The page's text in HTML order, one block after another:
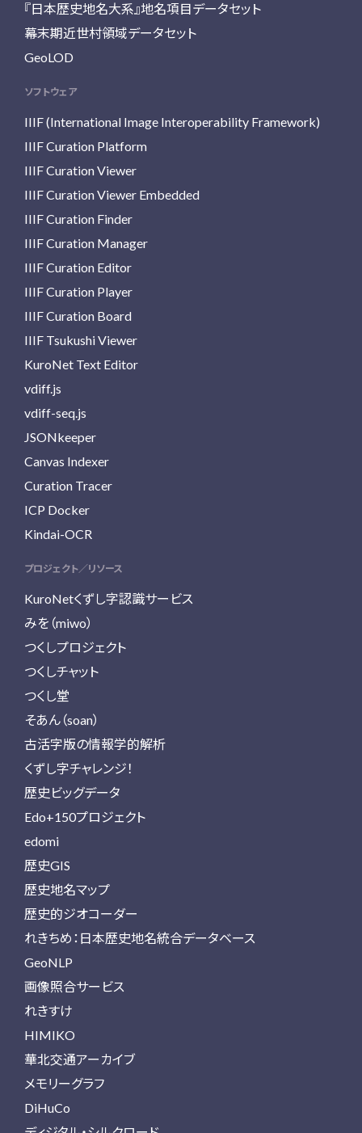
『日本歴史地名大系』地名項目データセット
幕末期近世村領域データセット
GeoLOD
ソフトウェア
IIIF (International Image Interoperability Framework)
IIIF Curation Platform
IIIF Curation Viewer
IIIF Curation Viewer Embedded
IIIF Curation Finder
IIIF Curation Manager
IIIF Curation Editor
IIIF Curation Player
IIIF Curation Board
IIIF Tsukushi Viewer
KuroNet Text Editor
vdiff.js
vdiff-seq.js
JSONkeeper
Canvas Indexer
Curation Tracer
ICP Docker
Kindai-OCR
プロジェクト／リソース
KuroNetくずし字認識サービス
みを（miwo）
つくしプロジェクト
つくしチャット
つくし堂
そあん（soan）
古活字版の情報学的解析
くずし字チャレンジ！
歴史ビッグデータ
Edo+150プロジェクト
edomi
歴史GIS
歴史地名マップ
歴史的ジオコーダー
れきちめ：日本歴史地名統合データベース
GeoNLP
画像照合サービス
れきすけ
HIMIKO
華北交通アーカイブ
メモリーグラフ
DiHuCo